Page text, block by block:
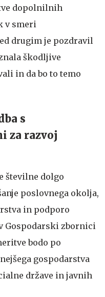
dopolnilnih
v smeri
drugim je pozdravil
škodljive
in da bo to temo
s
za razvoj
številne dolgo
poslovnega okolja,
in podporo
Gospodarski zbornici
bodo po
gospodarstva
države in javnih